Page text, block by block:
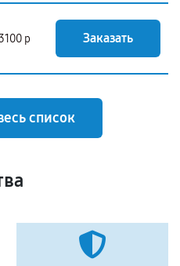
р Заказать
список